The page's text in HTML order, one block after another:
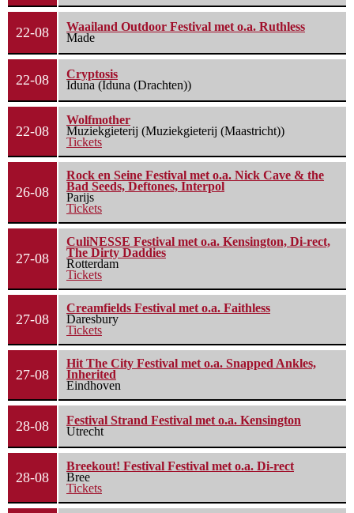
22-08
Waailand Outdoor Festival met o.a. Ruthless
Made
22-08
Cryptosis
Iduna (Iduna (Drachten))
22-08
Wolfmother
Muziekgieterij (Muziekgieterij (Maastricht))
Tickets
26-08
Rock en Seine Festival met o.a. Nick Cave & the
Bad Seeds, Deftones, Interpol
Parijs
Tickets
27-08
CuliNESSE Festival met o.a. Kensington, Di-rect,
The Dirty Daddies
Rotterdam
Tickets
27-08
Creamfields Festival met o.a. Faithless
Daresbury
Tickets
27-08
Hit The City Festival met o.a. Snapped Ankles,
Inherited
Eindhoven
28-08
Festival Strand Festival met o.a. Kensington
Utrecht
28-08
Breekout! Festival Festival met o.a. Di-rect
Bree
Tickets